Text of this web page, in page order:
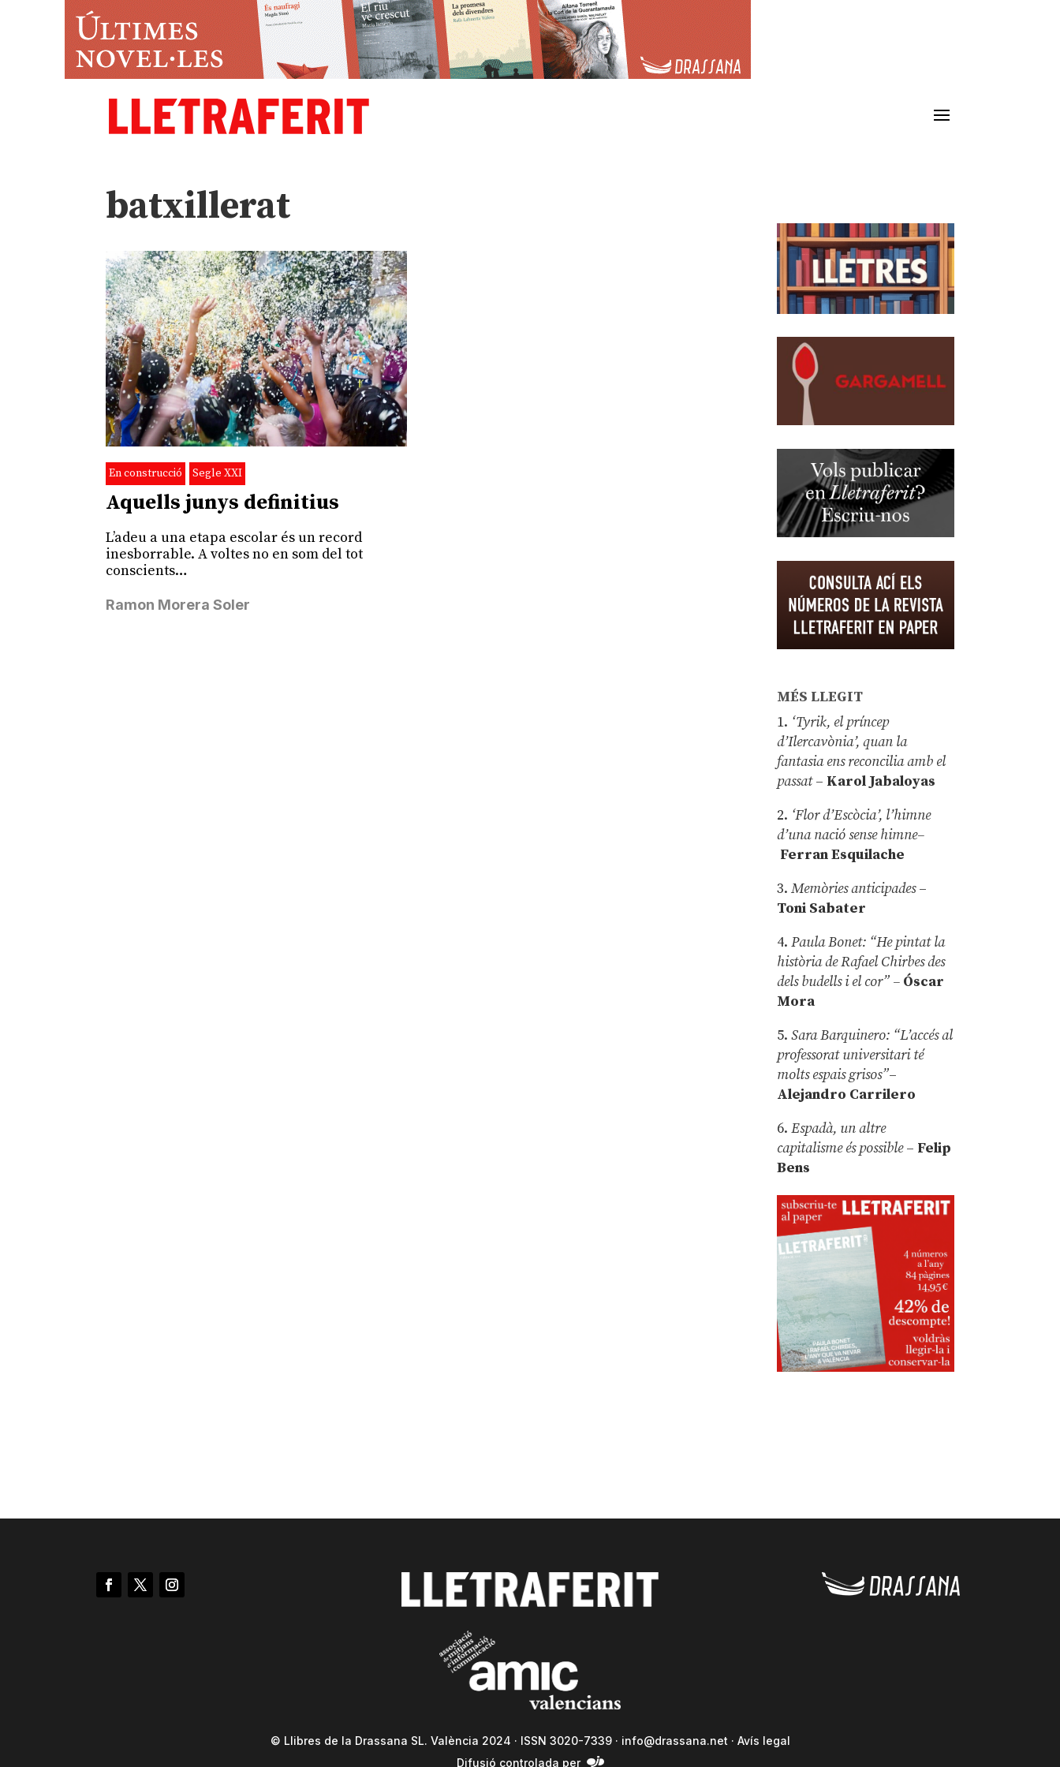
batxillerat
En construcció Segle XXI
Aquells junys definitius
L’adeu a una etapa escolar és un record
inesborrable. A voltes no en som del tot
conscients…
Ramon Morera Soler
MÉS LLEGIT
1. ‘Tyrik, el príncep
d’Ilercavònia’, quan la
fantasia ens reconcilia amb el
passat– Karol Jabaloyas
2. ‘Flor d’Escòcia’, l’himne
d’una nació sense himne–
Ferran Esquilache
3.Memòries anticipades–
Toni Sabater
4.Paula Bonet: “He pintat la
història de Rafael Chirbes des
dels budells i el cor” – Óscar
Mora
5.Sara Barquinero: “L’accés al
professorat universitari té
molts espais grisos”–
Alejandro Carrilero
6.Espadà, un altre
capitalisme és possible – Felip
Bens
© Llibres de la Drassana SL. València 2024 · ISSN 3020-7339 · info@drassana.net · Avís legal
Difusió controlada per